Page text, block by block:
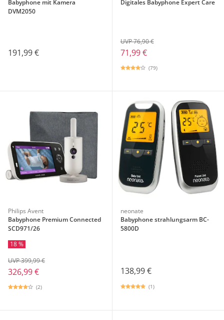
Babyphone mit Kamera
DVM2050
191,99 €
Digitales Babyphone Expert Care
71,99 €
UVP 76,90 €
(79)
Philips Avent
Babyphone Premium Connected
SCD971/26
18 %
326,99 €
UVP 399,99 €
(2)
neonate
Babyphone strahlungsarm BC-
5800D
138,99 €
(1)